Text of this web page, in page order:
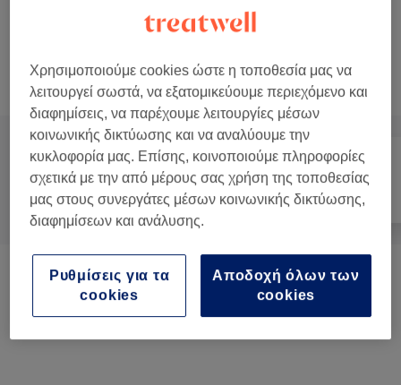
Μασάζ Βαθέως Ιστού 60’
Προβολή Λεπτομερειών
Αναζήτηση υπηρεσιών
Όλα Μαλλιά Μασάζ
Μασάζ (13) από € 12
Χρησιμοποιούμε cookies ώστε η τοποθεσία μας να
λειτουργεί σωστά, να εξατομικεύουμε περιεχόμενο και
διαφημίσεις, να παρέχουμε λειτουργίες μέσων
κοινωνικής δικτύωσης και να αναλύουμε την
κυκλοφορία μας. Επίσης, κοινοποιούμε πληροφορίες
σχετικά με την από μέρους σας χρήση της τοποθεσίας
μας στους συνεργάτες μέσων κοινωνικής δικτύωσης,
διαφημίσεων και ανάλυσης.
Αποδοχή όλων των
cookies
Ρυθμίσεις για τα
cookies